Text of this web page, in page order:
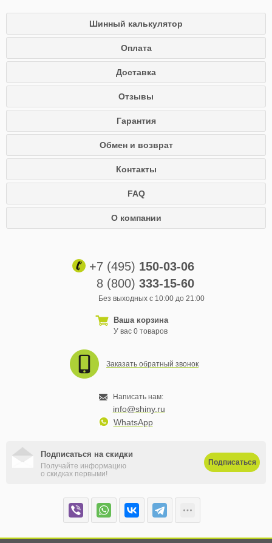
Шинный калькулятор
Оплата
Доставка
Отзывы
Гарантия
Обмен и возврат
Контакты
FAQ
О компании
+7 (495) 150-03-06
8 (800) 333-15-60
Без выходных с 10:00 до 21:00
Ваша корзина
У вас 0 товаров
Заказать обратный звонок
Написать нам:
info@shiny.ru
WhatsApp
Подписаться на скидки
Получайте информацию
о скидках первыми!
Подписаться